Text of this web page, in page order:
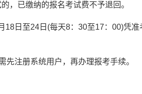
，已缴纳的报名考试费不予退回。
日至24日(每天8：30至17：00)凭准
注册系统用户，再办理报考手续。